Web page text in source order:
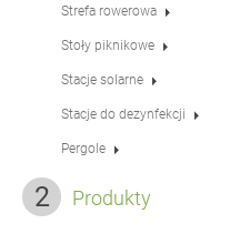
Łańcuchy
rumuński
Strefa rowerowa
Stoły piknikowe
Stacje solarne
Stacje do dezynfekcji
Pergole
Produkty